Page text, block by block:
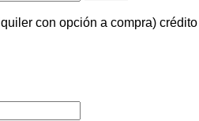
con opción a compra) crédito